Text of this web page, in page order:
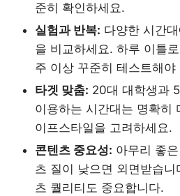
준히 확인하세요.
실험과 반복: 다양한 시간
을 비교하세요. 하루 이틀
주 이상 꾸준히 테스트해야
타겟 맞춤: 20대 대학생과
이용하는 시간대는 명확히
이프스타일을 고려하세요.
콘텐츠 중요성: 아무리 좋
츠 질이 낮으면 외면받습
츠 퀄리티도 중요합니다.